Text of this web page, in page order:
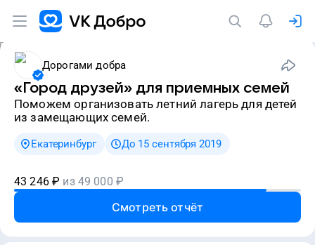
Дорогами добра
«Город друзей» для приемных семей
Поможем организовать летний лагерь для детей
из замещающих семей.
Екатеринбург До 15 сентября 2019
43 246 ₽ из 49 000 ₽
Смотреть отчёт